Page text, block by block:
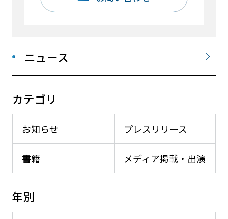
ニュース
カテゴリ
お知らせ プレスリリース
メディア掲載・出演
書籍
年別